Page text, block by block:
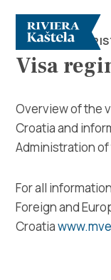
Destination
TIPS FOR
Visa
Overview of the
Croatia and
Administration
For all
Foreign and
Croatia